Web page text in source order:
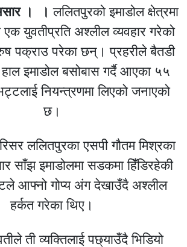
। । ललितपुरको इमाडोल क्षेत्रमा
एक युवतीप्रति अश्लील व्यवहार गरेको
पक्राउ परेका छन्। प्रहरीले बैतडी
इमाडोल बसोबास गर्दै आएका ५५
नियन्त्रणमा लिएको जनाएको
छ।
ललितपुरका एसपी गौतम मिश्रका
साँझ इमाडोलमा सडकमा हिँडिरहेकी
आफ्नो गोप्य अंग देखाउँदै अश्लील
हर्कत गरेका थिए।
ती व्यक्तिलाई पछ्याउँदै भिडियो